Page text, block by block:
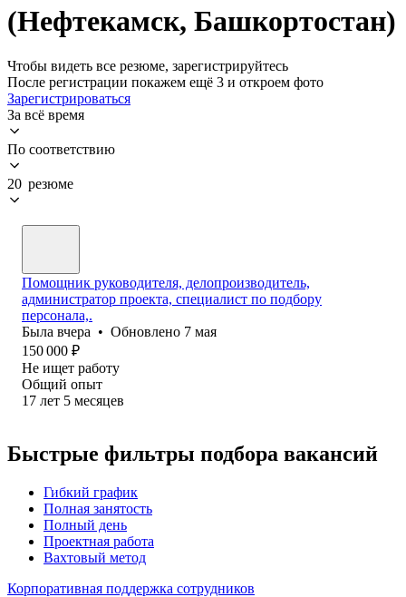
(Нефтекамск, Башкортостан)
Чтобы видеть все резюме, зарегистрируйтесь
После регистрации покажем ещё 3 и откроем фото
Зарегистрироваться
За всё время
По соответствию
20 резюме
Помощник руководителя, делопроизводитель,
администратор проекта, специалист по подбору
персонала,.
Была вчера • Обновлено 7 мая
150 000 ₽
Не ищет работу
Общий опыт
17 лет 5 месяцев
Быстрые фильтры подбора вакансий
Гибкий график
Полная занятость
Полный день
Проектная работа
Вахтовый метод
Корпоративная поддержка сотрудников